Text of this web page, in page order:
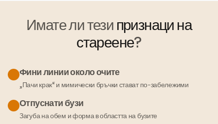
Имате ли тези признаци на
стареене?
Фини линии около очите
„Пачи крак“ и мимически бръчки стават по-забележими
Отпуснати бузи
Загуба на обем и форма в областта на бузите